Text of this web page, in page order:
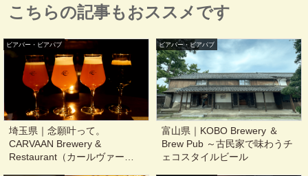
こちらの記事もおススメです
ビアバー・ビアパブ
埼玉県｜念願叶って。
CARVAAN Brewery &
Restaurant（カールヴァーン
ビアバー・ビアパブ
富山県｜KOBO Brewery ＆
Brew Pub ～古民家で味わうチ
ェコスタイルビール